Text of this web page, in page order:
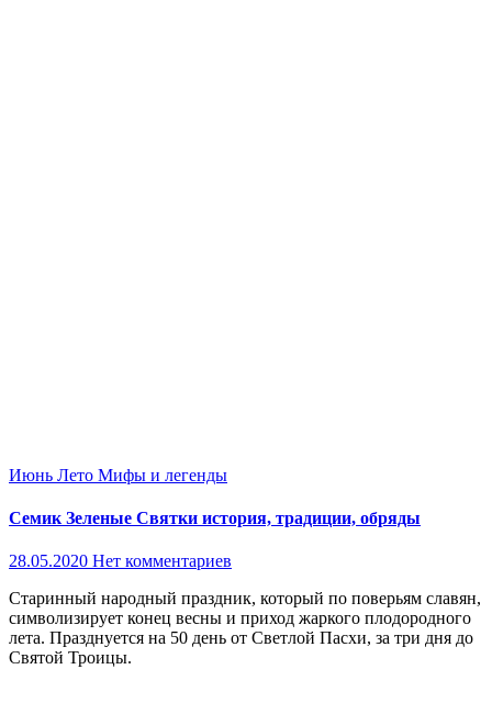
Июнь Лето Мифы и легенды
Семик Зеленые Святки история, традиции, обряды
28.05.2020 Нет комментариев
Старинный народный праздник, который по поверьям славян,
символизирует конец весны и приход жаркого плодородного
лета. Празднуется на 50 день от Светлой Пасхи, за три дня до
Святой Троицы.